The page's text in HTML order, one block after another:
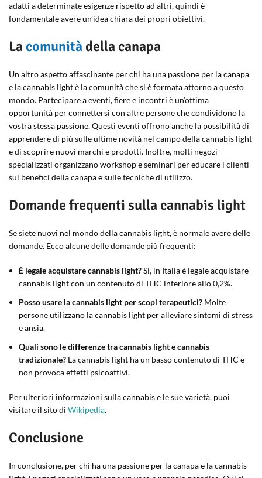
adatti a determinate esigenze rispetto ad altri, quindi è
fondamentale avere un’idea chiara dei propri obiettivi.
La comunità della canapa
Un altro aspetto affascinante per chi ha una passione per la canapa
e la cannabis light è la comunità che si è formata attorno a questo
mondo. Partecipare a eventi, fiere e incontri è un’ottima
opportunità per connettersi con altre persone che condividono la
vostra stessa passione. Questi eventi offrono anche la possibilità di
apprendere di più sulle ultime novità nel campo della cannabis light
e di scoprire nuovi marchi e prodotti. Inoltre, molti negozi
specializzati organizzano workshop e seminari per educare i clienti
sui benefici della canapa e sulle tecniche di utilizzo.
Domande frequenti sulla cannabis light
Se siete nuovi nel mondo della cannabis light, è normale avere delle
domande. Ecco alcune delle domande più frequenti:
È legale acquistare cannabis light?Sì, in Italia è legale acquistare
cannabis light con un contenuto di THC inferiore allo 0,2%.
Posso usare la cannabis light per scopi terapeutici? Molte
persone utilizzano la cannabis light per alleviare sintomi di stress
e ansia.
Quali sono le differenze tra cannabis light e cannabis
tradizionale? La cannabis light ha un basso contenuto di THC e
non provoca effetti psicoattivi.
Per ulteriori informazioni sulla cannabis e le sue varietà, puoi
visitare il sito di Wikipedia.
Conclusione
In conclusione, per chi ha una passione per la canapa e la cannabis